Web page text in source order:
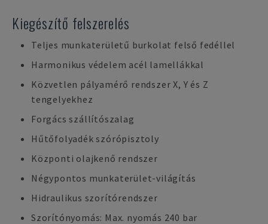
Kiegészítő felszerelés
Teljes munkaterületű burkolat felső fedéllel
Harmonikus védelem acél lamellákkal
Közvetlen pályamérő rendszer X, Y és Z
tengelyekhez
Forgács szállítószalag
Hűtőfolyadék szórópisztoly
Központi olajkenő rendszer
Négypontos munkaterület-világítás
Hidraulikus szorítórendszer
Szorítónyomás: Max. nyomás 240 bar